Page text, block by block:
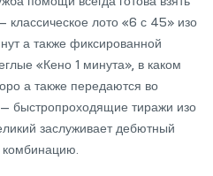
классическое лото «6 с 45» изо
а также фиксированной
«Кено 1 минута», в каком
а также передаются во
быстропроходящие тиражи изо
заслуживает дебютный
комбинацию.